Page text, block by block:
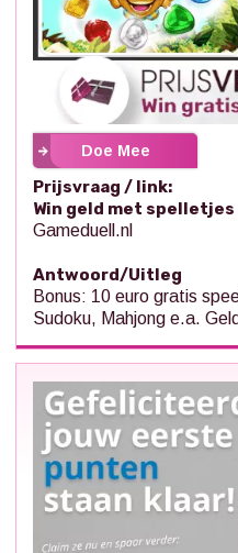
Doe Mee
Prijsvraag / link:
Win geld met spelletjes
Gameduell.nl
Antwoord/Uitleg
Bonus: 10 euro gratis
Sudoku, Mahjong e.a.